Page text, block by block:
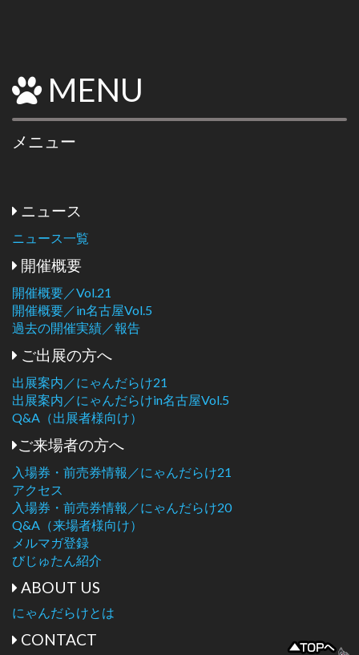
MENU
メニュー
ニュース
ニュース一覧
開催概要
開催概要／Vol.21
開催概要／in名古屋Vol.5
過去の開催実績／報告
ご出展の方へ
出展案内／にゃんだらけ21
出展案内／にゃんだらけin名古屋Vol.5
Q&A（出展者様向け）
ご来場者の方へ
入場券・前売券情報／にゃんだらけ21
アクセス
入場券・前売券情報／にゃんだらけ20
Q&A（来場者様向け）
メルマガ登録
びじゅたん紹介
ABOUT US
にゃんだらけとは
CONTACT